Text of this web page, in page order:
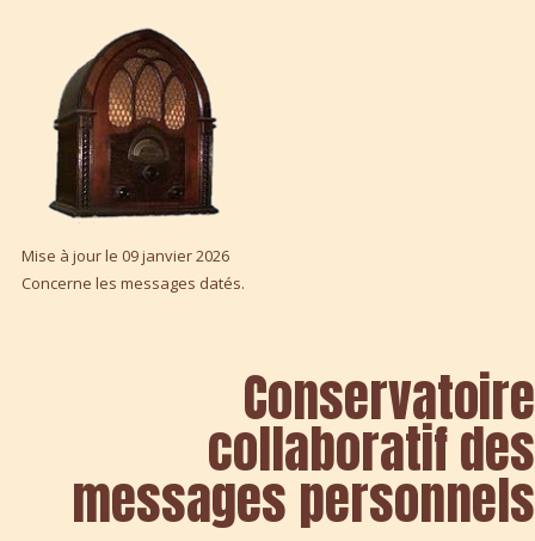
Mise à jour le 09 janvier 2026
Concerne les messages datés.
Conservatoire
collaboratif des
messages personnels